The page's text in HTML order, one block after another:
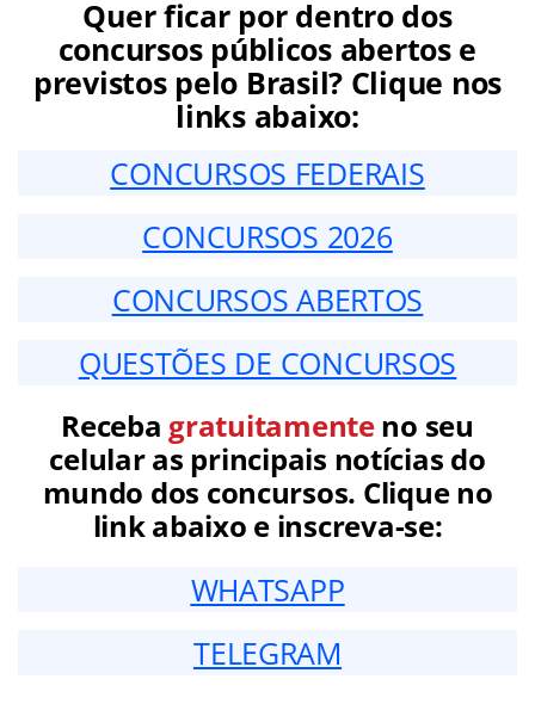
Quer ficar por dentro dos
concursos públicos abertos e
previstos pelo Brasil? Clique nos
links abaixo:
CONCURSOS FEDERAIS
CONCURSOS 2026
CONCURSOS ABERTOS
QUESTÕES DE CONCURSOS
Receba gratuitamenteno seu
celular as principais notícias do
mundo dos concursos. Clique no
link abaixo e inscreva-se:
WHATSAPP
TELEGRAM